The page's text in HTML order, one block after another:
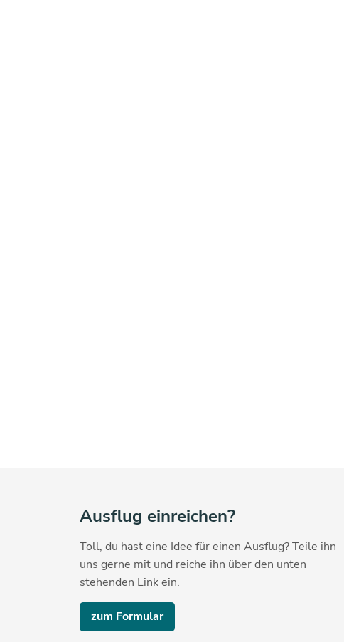
Ausflug einreichen?
Toll, du hast eine Idee für einen Ausflug? Teile ihn
uns gerne mit und reiche ihn über den unten
stehenden Link ein.
zum Formular